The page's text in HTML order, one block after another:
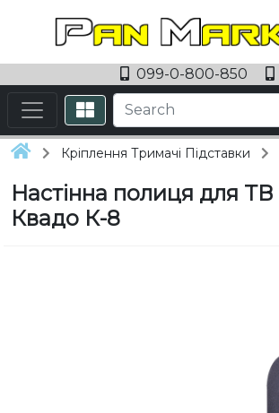
099-0-800-850
Кріплення Тримачі Підставки
Настінна полиця для
Квадо К-8